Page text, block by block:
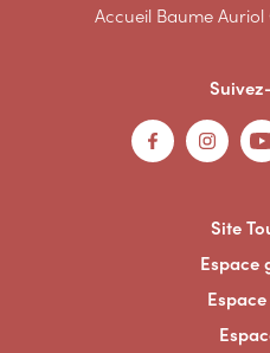
Accueil Baume
Site
Espace